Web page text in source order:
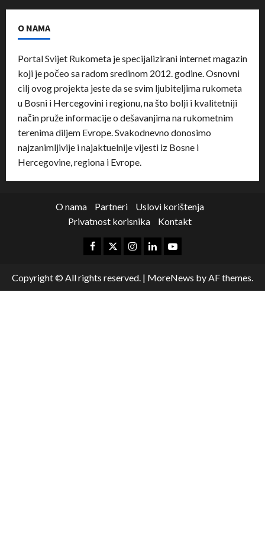
O NAMA
Portal Svijet Rukometa je specijalizirani internet magazin
koji je počeo sa radom sredinom 2012. godine. Osnovni
cilj ovog projekta jeste da se svim ljubiteljima rukometa
u Bosni i Hercegovini i regionu, na što bolji i kvalitetniji
način pruže informacije o dešavanjima na rukometnim
terenima diljem Evrope. Svakodnevno donosimo
najzanimljivije i najaktuelnije vijesti iz Bosne i
Hercegovine, regiona i Evrope.
O nama Partneri
Uslovi korištenja
Privatnost korisnika
Kontakt
Copyright © All rights reserved. | MoreNews by AF themes.